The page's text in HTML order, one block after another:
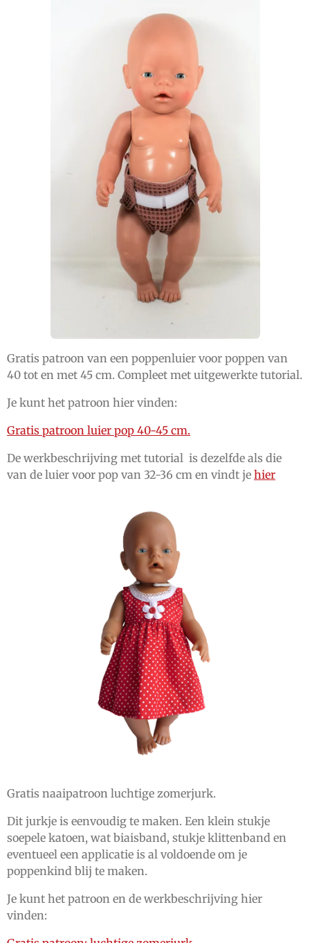
Gratis patroon van een poppenluier voor poppen van
40 tot en met 45 cm. Compleet met uitgewerkte tutorial.
Je kunt het patroon hier vinden:
Gratis patroon luier pop 40-45 cm.
De werkbeschrijving met tutorial is dezelfde als die
van de luier voor pop van 32-36 cm en vindt je hier
Gratis naaipatroon luchtige zomerjurk.
Dit jurkje is eenvoudig te maken. Een klein stukje
soepele katoen, wat biaisband, stukje klittenband en
eventueel een applicatie is al voldoende om je
poppenkind blij te maken.
Je kunt het patroon en de werkbeschrijving hier
vinden: